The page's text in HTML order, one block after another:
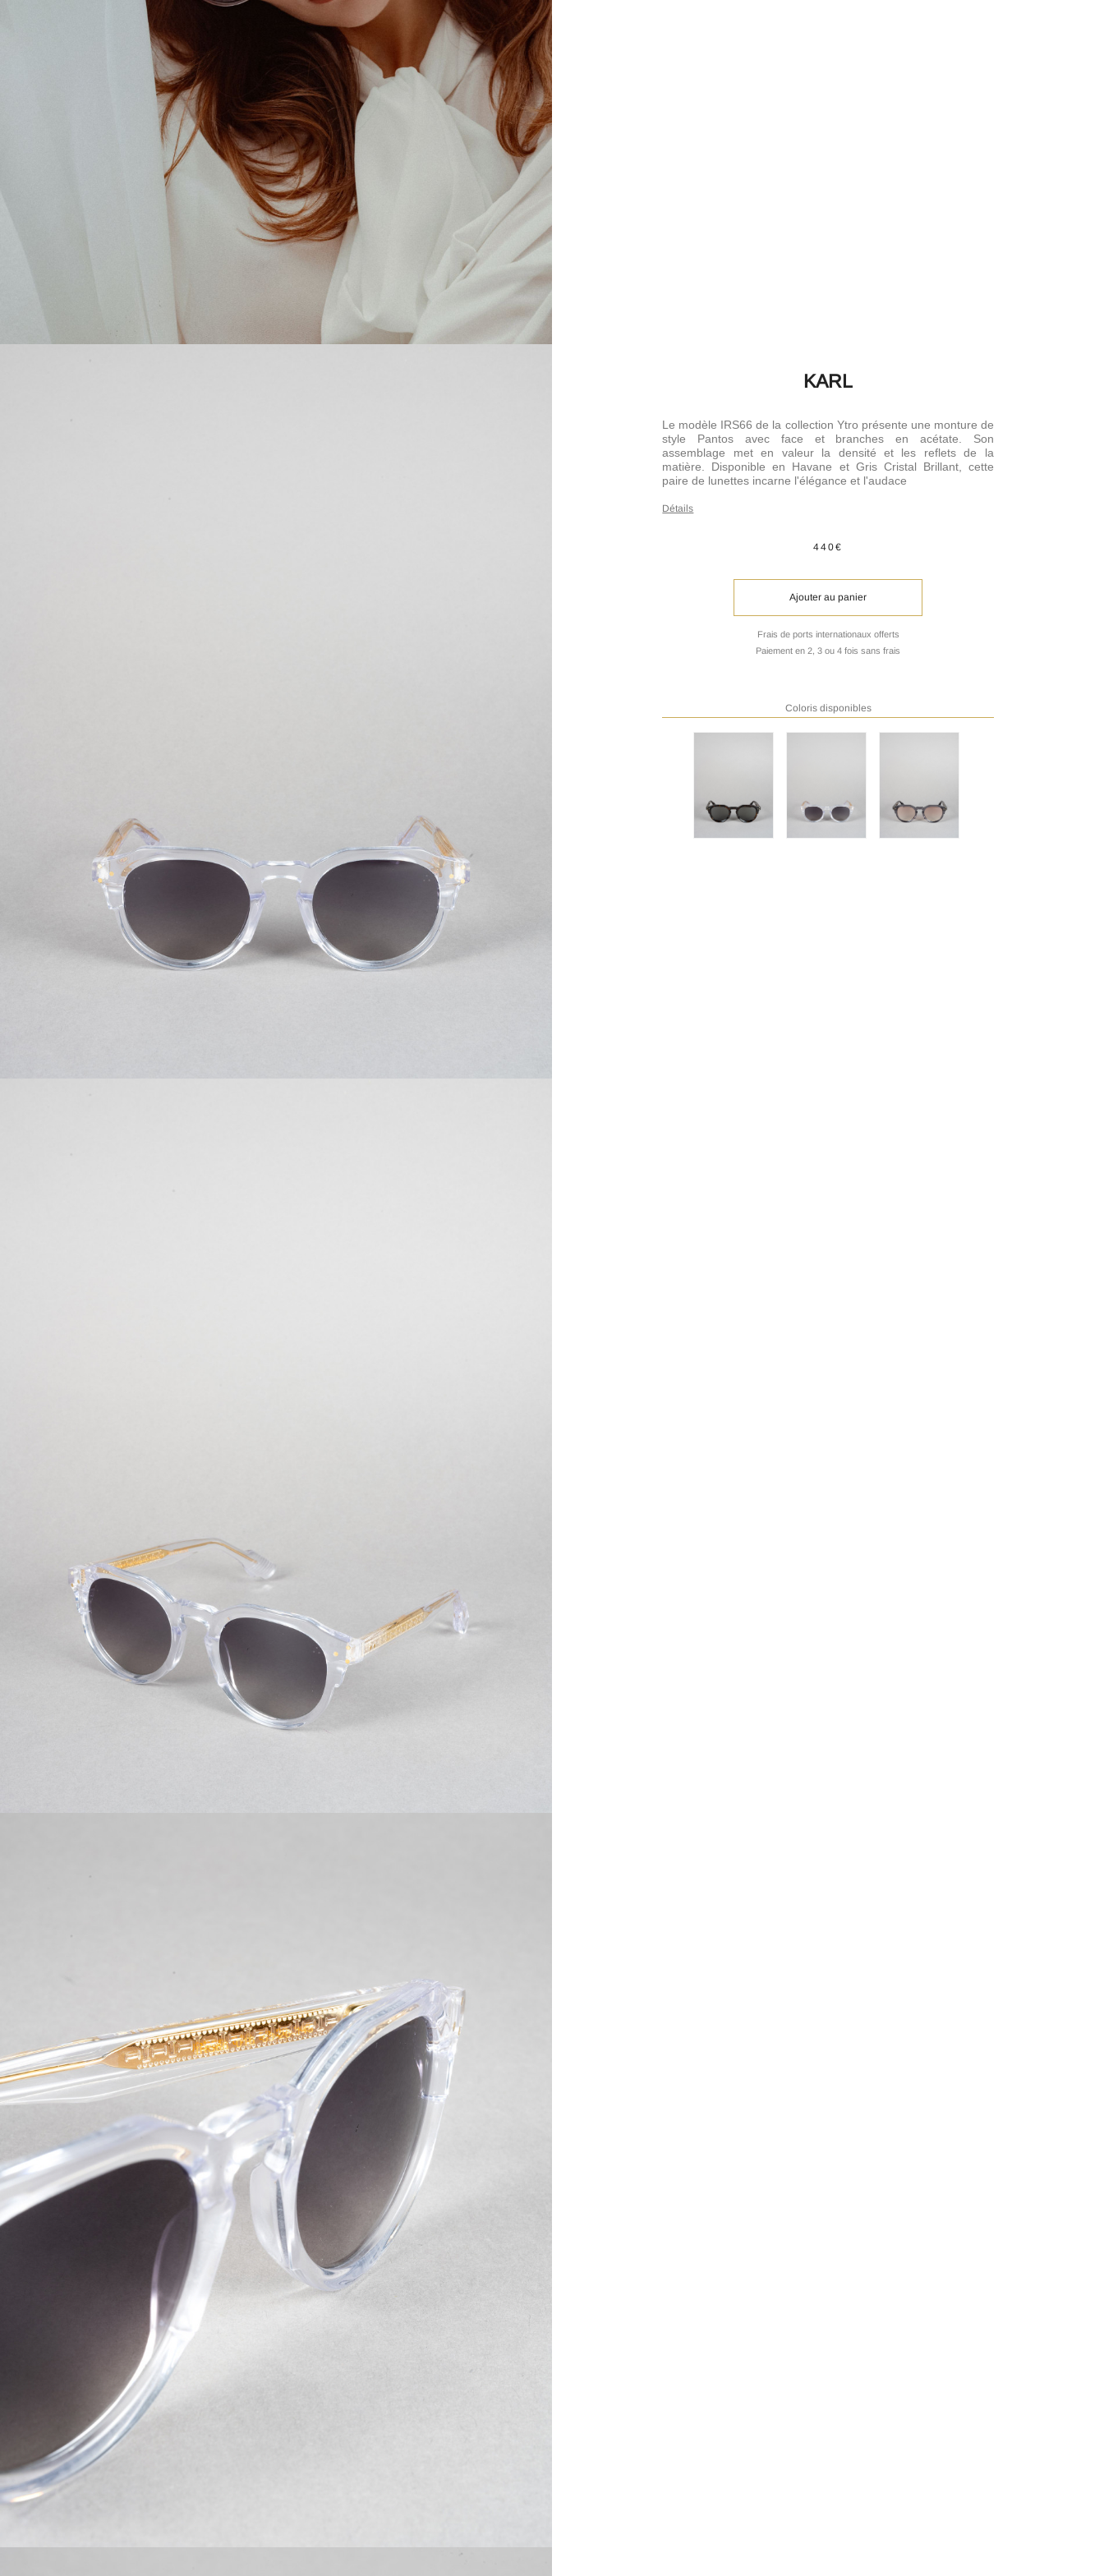
KARL
Le modèle IRS66 de la collection Ytro présente une monture de
style Pantos avec face et branches en acétate. Son
assemblage met en valeur la densité et les reflets de la
matière. Disponible en Havane et Gris Cristal Brillant, cette
paire de lunettes incarne l'élégance et l'audace
Détails
440€
Ajouter au panier
Frais de ports internationaux offerts
Paiement en 2, 3 ou 4 fois sans frais
Coloris disponibles